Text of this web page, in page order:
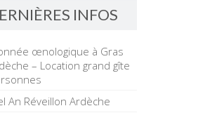
INFOS
œnologique à Gras
– Location grand gîte
An Réveillon Ardèche